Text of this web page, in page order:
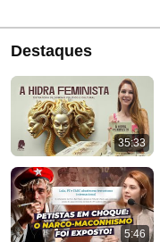
Destaques
35:33
5:46